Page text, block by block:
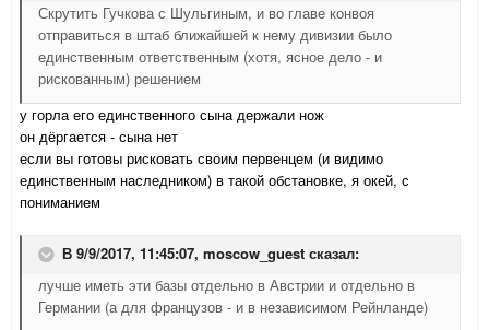
Скрутить Гучкова с Шульгиным, и во главе конвоя
отправиться в штаб ближайшей к нему дивизии было
единственным ответственным (хотя, ясное дело - и
рискованным) решением
у горла его единственного сына держали нож
он дёргается - сына нет
если вы готовы рисковать своим первенцем (и видимо
единственным наследником) в такой обстановке, я окей, с
пониманием
В 9/9/2017, 11:45:07, moscow_guest сказал:
лучше иметь эти базы отдельно в Австрии и отдельно в
Германии (а для французов - и в независимом Рейнланде)